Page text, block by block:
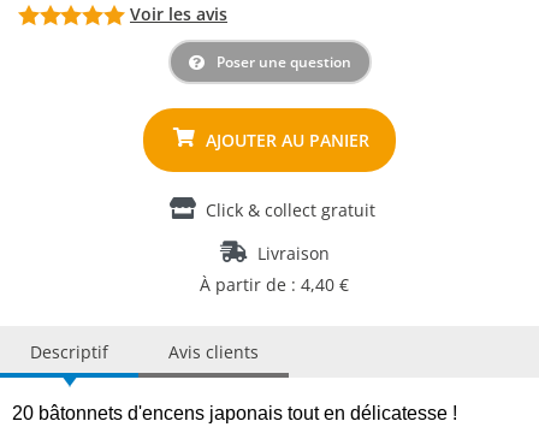
Voir les avis
Poser une question
Click & collect gratuit
Livraison
À partir de : 4,40 €
Descriptif Avis clients
20 bâtonnets d'encens japonais tout en délicatesse !